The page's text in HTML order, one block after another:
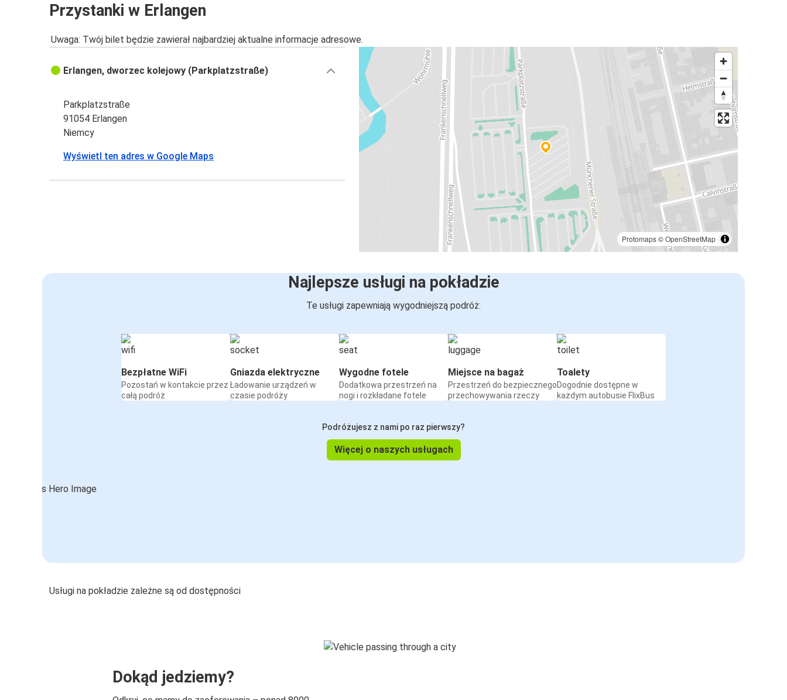
Przystanki w Erlangen
Uwaga: Twój bilet będzie zawierał najbardziej aktualne informacje adresowe.
Protomaps©OpenStreetMap
Erlangen, dworzec kolejowy (Parkplatzstraße)
Parkplatzstraße
91054 Erlangen
Niemcy
Wyświetl ten adres w Google Maps
Najlepsze usługi na pokładzie
Te usługi zapewniają wygodniejszą podróż:
Bezpłatne WiFi
Pozostań w kontakcie przez
całą podróż
Gniazda elektryczne
Ładowanie urządzeń w
czasie podróży
Wygodne fotele
Dodatkowa przestrzeń na
nogi i rozkładane fotele
Miejsce na bagaż
Przestrzeń do bezpiecznego
przechowywania rzeczy
Toalety
Dogodnie dostępne w
każdym autobusie FlixBus
Podróżujesz z nami po raz pierwszy?
Więcej o naszych usługach
Usługi na pokładzie zależne są od dostępności
Dokąd jedziemy?